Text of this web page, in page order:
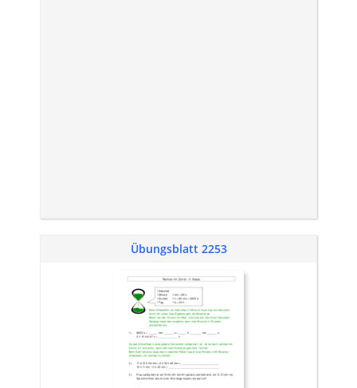
Übungsblatt 2253